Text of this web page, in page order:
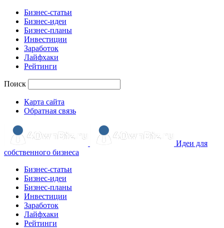
Бизнес-статьи
Бизнес-идеи
Бизнес-планы
Инвестиции
Заработок
Лайфхаки
Рейтинги
Поиск
Карта сайта
Обратная связь
Идеи для
собственного бизнеса
Бизнес-статьи
Бизнес-идеи
Бизнес-планы
Инвестиции
Заработок
Лайфхаки
Рейтинги